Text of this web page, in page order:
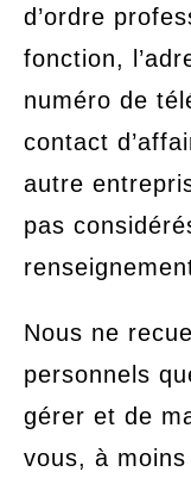
d’ordre
fonction,
numéro de
contact
autre
pas
Nous ne
personnels
gérer et de
vous, à